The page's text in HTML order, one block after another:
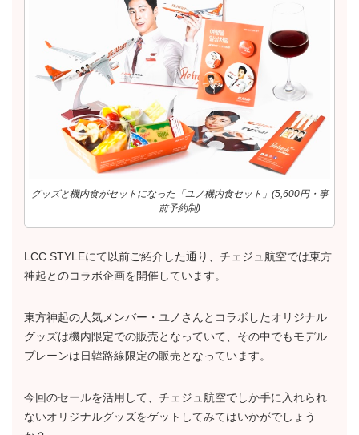
グッズと機内食がセットになった「ユノ機内食セット」(5,600円・事
前予約制)
LCC STYLEにて以前ご紹介した通り、チェジュ航空では東方
神起とのコラボ企画を開催しています。
東方神起の人気メンバー・ユノさんとコラボしたオリジナル
グッズは機内限定での販売となっていて、その中でもモデル
プレーンは日韓路線限定の販売となっています。
今回のセールを活用して、チェジュ航空でしか手に入れられ
ないオリジナルグッズをゲットしてみてはいかがでしょう